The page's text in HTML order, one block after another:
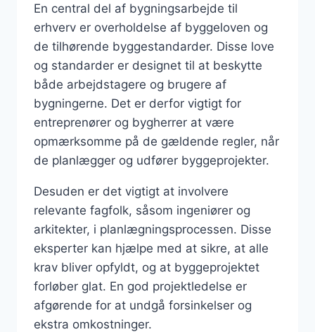
En central del af bygningsarbejde til
erhverv er overholdelse af byggeloven og
de tilhørende byggestandarder. Disse love
og standarder er designet til at beskytte
både arbejdstagere og brugere af
bygningerne. Det er derfor vigtigt for
entreprenører og bygherrer at være
opmærksomme på de gældende regler, når
de planlægger og udfører byggeprojekter.
Desuden er det vigtigt at involvere
relevante fagfolk, såsom ingeniører og
arkitekter, i planlægningsprocessen. Disse
eksperter kan hjælpe med at sikre, at alle
krav bliver opfyldt, og at byggeprojektet
forløber glat. En god projektledelse er
afgørende for at undgå forsinkelser og
ekstra omkostninger.